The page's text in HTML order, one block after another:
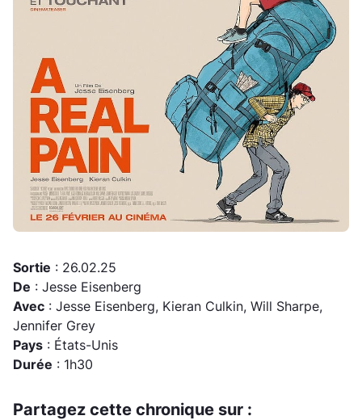
Sortie : 26.02.25
De : Jesse Eisenberg
Avec : Jesse Eisenberg, Kieran Culkin, Will Sharpe,
Jennifer Grey
Pays : États-Unis
Durée : 1h30
Partagez cette chronique sur :